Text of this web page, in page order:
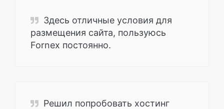
Здесь отличные условия для
размещения сайта, пользуюсь
Fornex постоянно.
Решил попробовать хостинг